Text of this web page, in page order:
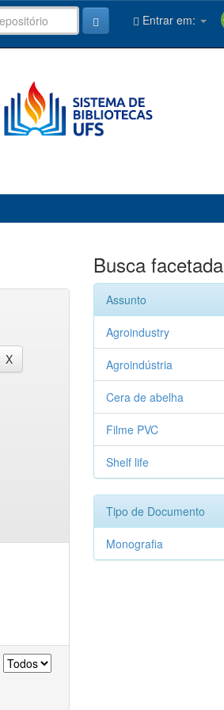
Entrar em:
Busca facetada
Assunto
Agroindustry
Agroindústria
Cera de abelha
Filme PVC
Shelf life
Tipo de Documento
Monografia